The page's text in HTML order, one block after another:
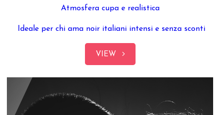
Atmosfera cupa e realistica
Ideale per chi ama noir italiani intensi e senza sconti
VIEW